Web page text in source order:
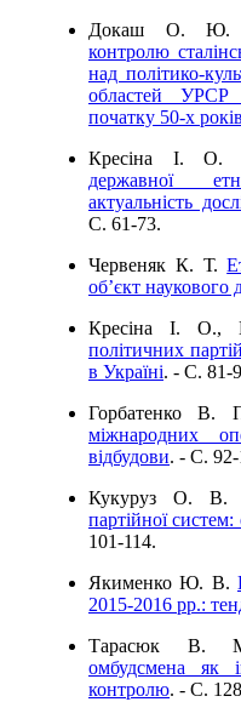
Докаш О. Ю.
контролю
над політико-
областей
початку 50-х
Кресіна І. О.
державної
актуальність
C. 61-73.
Червеняк К. Т.
об’єкт наукового
Кресіна І.
політичних
в Україні. - C. 81-
Горбатенко
міжнародних
відбудови. - C.
Кукуруз О.
партійної систем:
101-114.
Якименко Ю. В.
2015-2016 рр.:
Тарасюк
омбудсмена як
контролю. - C.